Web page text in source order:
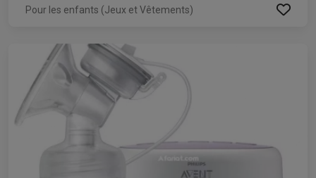
Pour les enfants (Jeux et Vêtements)